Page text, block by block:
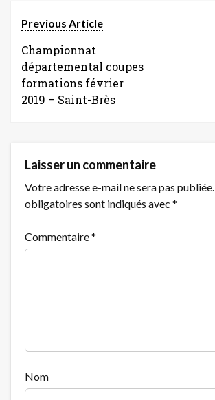
Previous Article
Championnat
départemental coupes
formations février
2019 – Saint-Brès
Laisser un commentaire
Votre adresse e-mail ne sera pas publiée.
obligatoires sont indiqués avec *
Commentaire*
Nom